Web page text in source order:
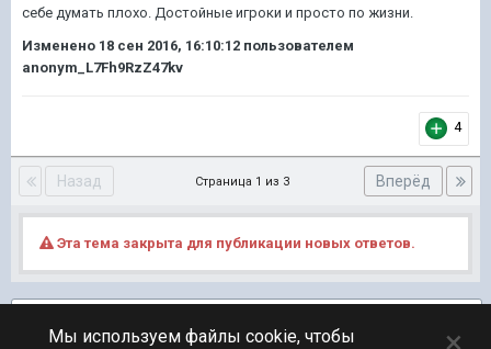
себе думать плохо. Достойные игроки и просто по жизни.
Изменено 18 сен 2016, 16:10:12 пользователем
anonym_L7Fh9RzZ47kv
4
Назад Вперёд
Страница 1 из 3
Эта тема закрыта для публикации новых ответов.
Мы используем файлы cookie, чтобы ×